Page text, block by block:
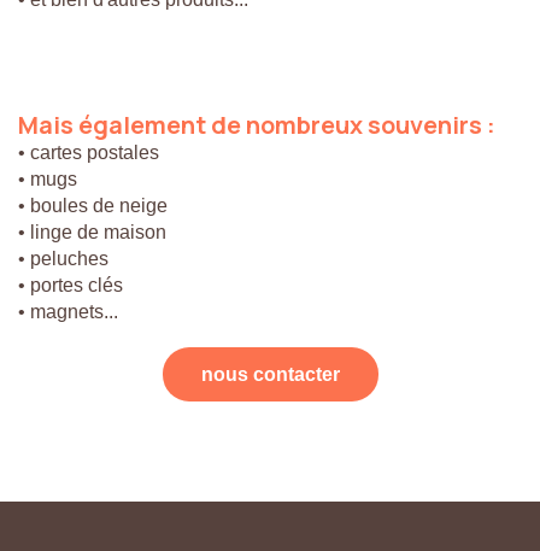
Mais égalementdenombreuxsouvenirs :
• cartes postales
• mugs
• boules de neige
• linge de maison
• peluches
• portes clés
• magnets...
nous contacter